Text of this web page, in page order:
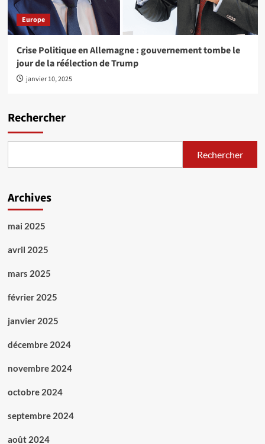
Europe
Crise Politique en Allemagne : gouvernement tombe le
jour de la réélection de Trump
janvier 10, 2025
Rechercher
Rechercher
Archives
mai 2025
avril 2025
mars 2025
février 2025
janvier 2025
décembre 2024
novembre 2024
octobre 2024
septembre 2024
août 2024